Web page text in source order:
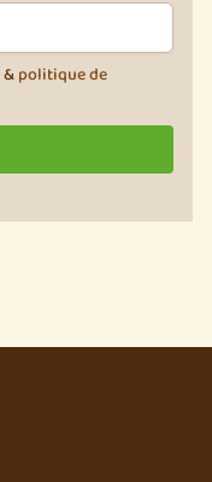
&politique de